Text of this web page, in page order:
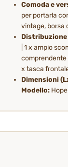
Comoda e
per portarla
vintage, borsa
| 1 x ampio
comprendente
x tasca
Dimensioni
Modello: Hope |